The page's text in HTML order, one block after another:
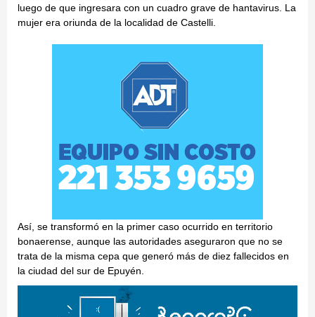
luego de que ingresara con un cuadro grave de hantavirus. La
mujer era oriunda de la localidad de Castelli.
Así, se transformó en la primer caso ocurrido en territorio
bonaerense, aunque las autoridades aseguraron que no se
trata de la misma cepa que generó más de diez fallecidos en
la ciudad del sur de Epuyén.